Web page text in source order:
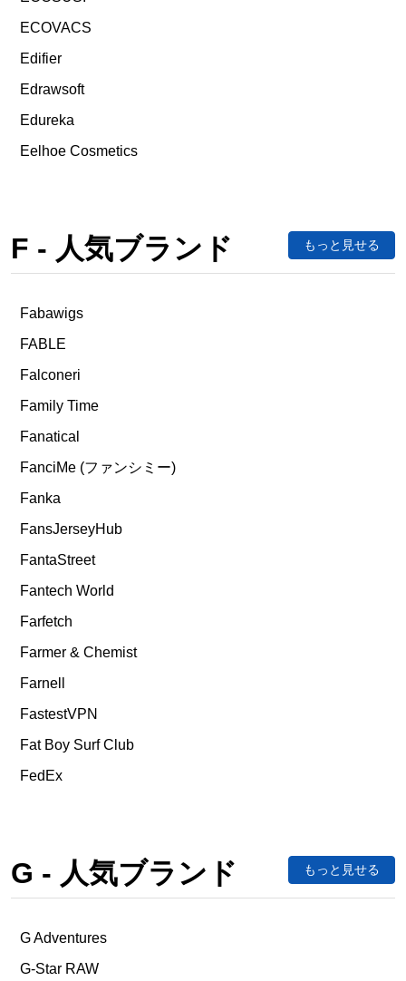
ECOVACS
Edifier
Edrawsoft
Edureka
Eelhoe Cosmetics
F - 人気ブランド もっと見せる
Fabawigs
FABLE
Falconeri
Family Time
Fanatical
FanciMe (ファンシミー)
Fanka
FansJerseyHub
FantaStreet
Fantech World
Farfetch
Farmer & Chemist
Farnell
FastestVPN
Fat Boy Surf Club
FedEx
G - 人気ブランド もっと見せる
G Adventures
G-Star RAW